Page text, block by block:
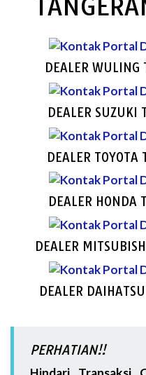
DEALER WULING
DEALER SUZUKI
DEALER TOYOTA
DEALER HONDA
DEALER
DEALER
PERHATIAN!!